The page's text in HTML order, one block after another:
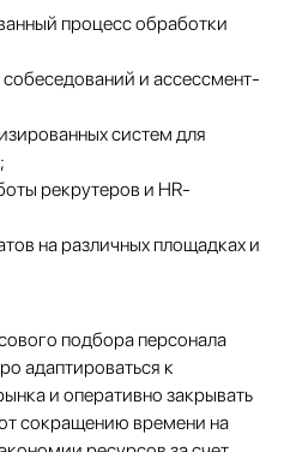
процесс обработки
и ассессмент-
систем для
рекрутеров и HR-
на различных площадках и
подбора персонала
адаптироваться к
и оперативно закрывать
сокращению времени на